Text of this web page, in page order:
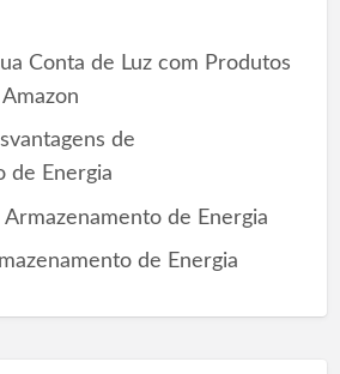
Conta de Luz com Produtos
de
de Energia
Armazenamento de Energia
de Energia